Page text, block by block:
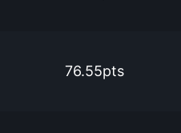
76.55pts